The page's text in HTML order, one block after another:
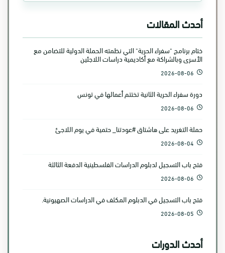
أحدث المقالات
ختام برنامج "سفراء الحرية" التي نظمته الحملة الدولية للتضامن مع
الأسرى وبالشراكة مع أكاديمية دراسات اللاجئين
2026-08-06
دورة سفراء الحرية الثانية تختتم أعمالها في تونس
2026-08-06
حملة التغريد على هاشتاق #عودتنا_ حتمية في يوم اللاجئ
2026-08-04
فتح باب التسجيل لدبلوم الدراسات الفلسطينية الدفعة الثالثة
2026-08-06
فتح باب التسجيل في الدبلوم المكثف في الدراسات الصهيونية.
2026-08-05
أحدث الدورات